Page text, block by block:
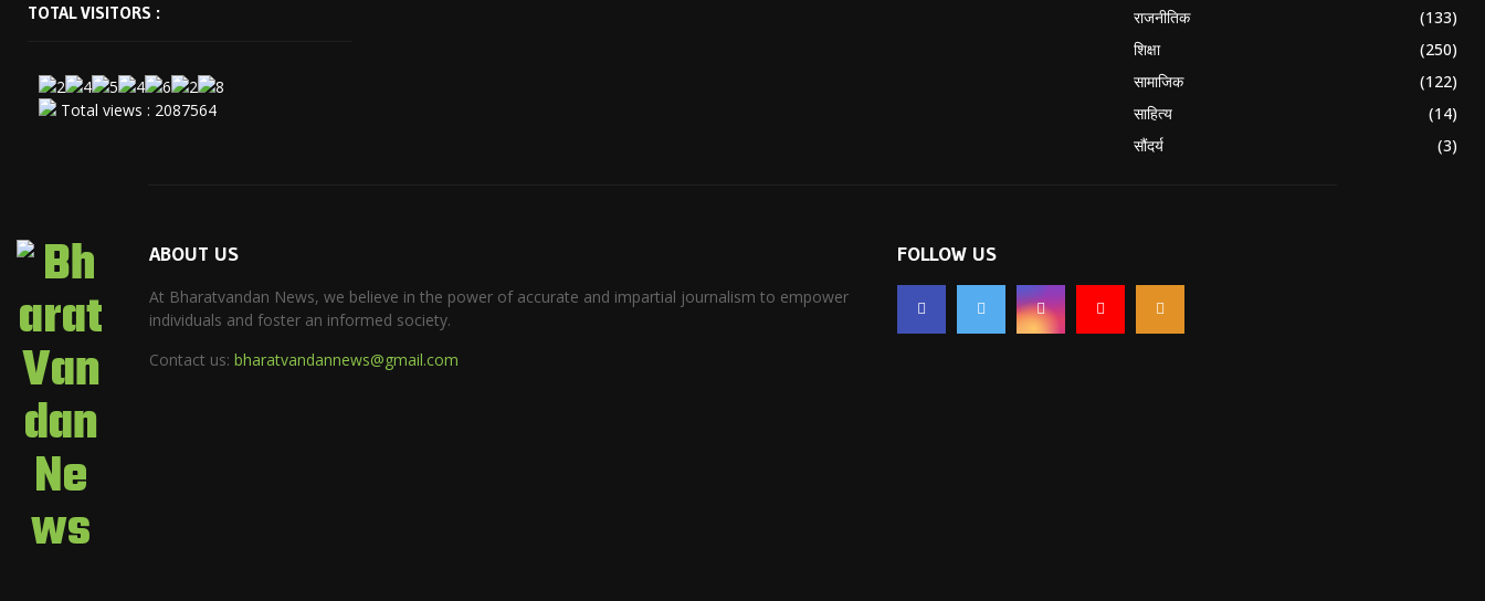
TOTAL VISITORS :
Total views : 2087564
राजनीतिक
(133)
शिक्षा
(250)
सामाजिक
(122)
साहित्य
(14)
सौंदर्य
(3)
ABOUT US
At Bharatvandan News, we believe in the power of accurate and impartial journalism to empower
individuals and foster an informed society.
Contact us: bharatvandannews@gmail.com
FOLLOW US